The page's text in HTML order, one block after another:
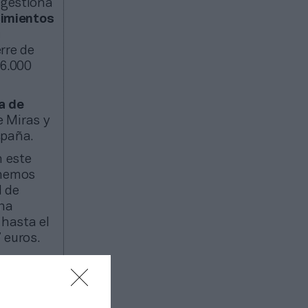
de
de
Miras y
este
de
el
euros.
un